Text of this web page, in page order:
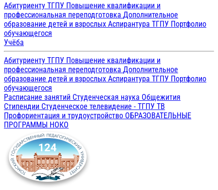
Абитуриенту ТГПУ Повышение квалификации и
профессиональная переподготовка Дополнительное
образование детей и взрослых Аспирантура ТГПУ Портфолио
обучающегося
Учёба
Абитуриенту ТГПУ Повышение квалификации и
профессиональная переподготовка Дополнительное
образование детей и взрослых Аспирантура ТГПУ Портфолио
обучающегося
Расписание занятий Студенческая наука Общежития
Стипендии Студенческое телевидение - ТГПУ ТВ
Профориентация и трудоустройство ОБРАЗОВАТЕЛЬНЫЕ
ПРОГРАММЫ НОКО